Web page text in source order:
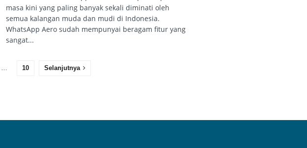
masa kini yang paling banyak sekali diminati oleh
semua kalangan muda dan mudi di Indonesia.
WhatsApp Aero sudah mempunyai beragam fitur yang
sangat...
… 10 Selanjutnya